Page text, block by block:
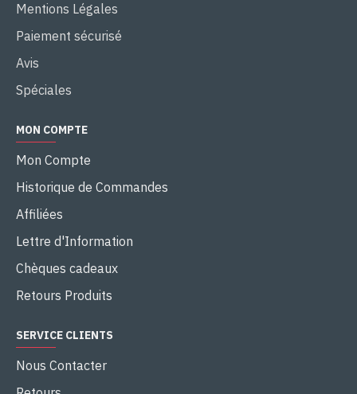
Mentions Légales
Paiement sécurisé
Avis
Spéciales
MON COMPTE
Mon Compte
Historique de Commandes
Affiliées
Lettre d'Information
Chèques cadeaux
Retours Produits
SERVICE CLIENTS
Nous Contacter